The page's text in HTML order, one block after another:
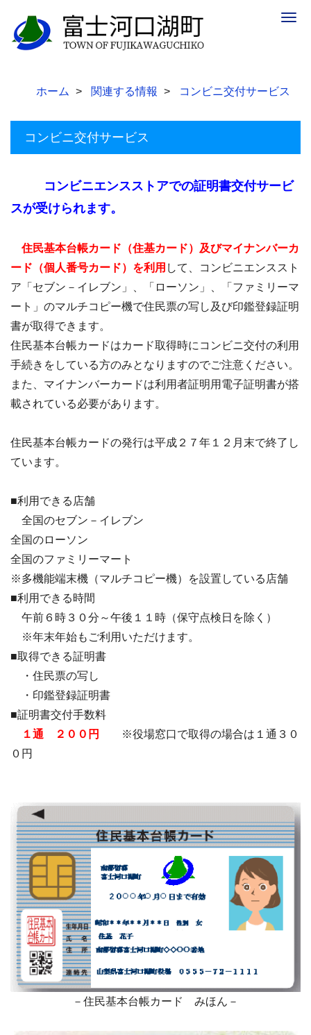
ホーム 関連する情報 コンビニ交付サービス
コンビニ交付サービス
コンビニエンスストアでの証明書交付サービ
スが受けられます。
住民基本台帳カード（住基カード）及びマイナンバーカ
ード（個人番号カード）を利用 して、コンビニエンススト
ア「セブン－イレブン」、「ローソン」、「ファミリーマ
ート」のマルチコピー機で住民票の写し及び印鑑登録証明
書が取得できます。
住民基本台帳カードはカード取得時にコンビニ交付の利用
手続きをしている方のみとなりますのでご注意ください。
また、マイナンバーカードは利用者証明用電子証明書が搭
載されている必要があります。
住民基本台帳カードの発行は平成２７年１２月末で終了し
ています。
■利用できる店舗
全国のセブン－イレブン
全国のローソン
全国のファミリーマート
※多機能端末機（マルチコピー機）を設置している店舗
■利用できる時間
午前６時３０分～午後１１時（保守点検日を除く）
※年末年始もご利用いただけます。
■取得できる証明書
・住民票の写し
・印鑑登録証明書
■証明書交付手数料
１通 ２００円
※役場窓口で取得の場合は１通３０
０円
－住民基本台帳カード みほん－